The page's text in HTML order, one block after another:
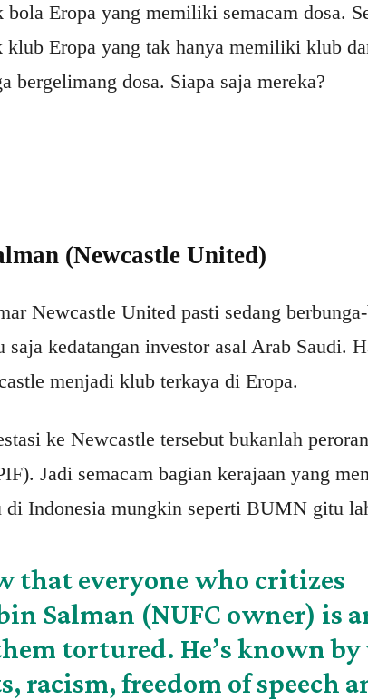
Eropa yang memiliki semacam dosa.
Eropa yang tak hanya memiliki klub
bergelimang dosa. Siapa saja mereka?
(Newcastle United)
Newcastle United pasti sedang
saja kedatangan investor asal Arab Saudi.
menjadi klub terkaya di Eropa.
ke Newcastle tersebut bukanlah
Jadi semacam bagian kerajaan yang
di Indonesia mungkin seperti BUMN gitu
that everyone who critizes
Salman (NUFC owner) is
tortured. He’s known
racism, freedom of speech